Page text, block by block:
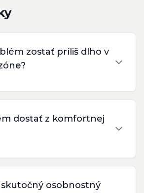
zostať príliš dlho v
dostať z komfortnej
skutočný osobnostný